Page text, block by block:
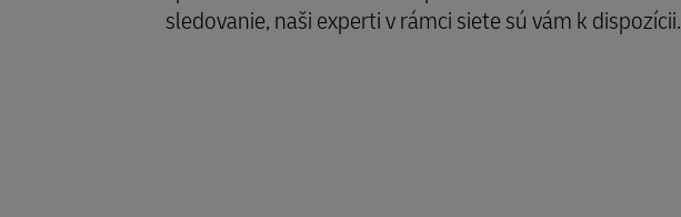
sledovanie, naši experti v rámci siete sú vám k dispozícii.